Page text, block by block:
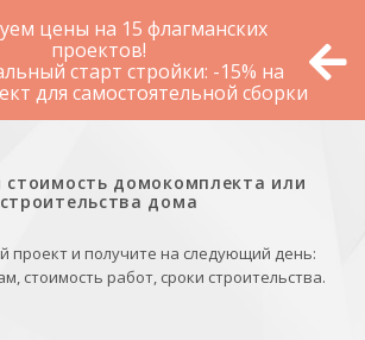
цены на 15 флагманских
проектов!
старт стройки: -15% на
для самостоятельной сборки
стоимость домокомплекта или
строительства дома
проект и получите на следующий день:
стоимость работ, сроки строительства.